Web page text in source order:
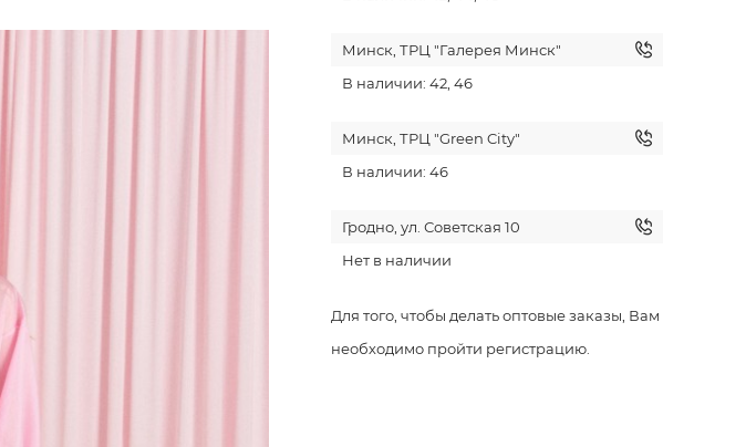
Минск, ТРЦ "Галерея Минск"
В наличии: 42, 46
Минск, ТРЦ "Green City"
В наличии: 46
Гродно, ул. Советская 10
Нет в наличии
Для того, чтобы делать оптовые заказы, Вам
необходимо пройти регистрацию.